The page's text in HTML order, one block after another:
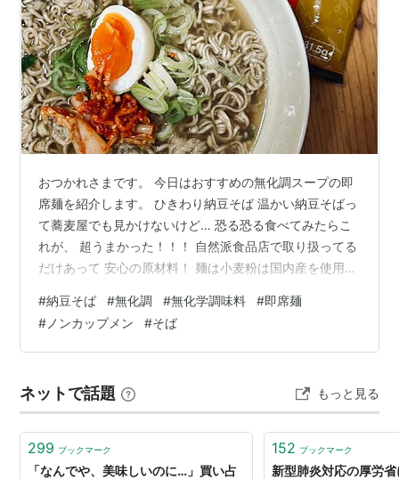
おつかれさまです。 今日はおすすめの無化調スープの即
席麺を紹介します。 ひきわり納豆そば 温かい納豆そばっ
て蕎麦屋でも見かけないけど… 恐る恐る食べてみたらこ
れが、 超うまかった！！！ 自然派食品店で取り扱ってる
だけあって 安心の原材料！ 麺は小麦粉は国内産を使用。
は化学調味料不使用。 カロリーは378kcal。 賞味期限は
常温で6ヶ月。 お湯を注いで、 ひと手間加えちゃうわ
よ。 キムチとネギとタマゴを添えて完成！ 温泉タマゴか
した。 ちなみにキムチは「いま泉」。 これだけは、羽生
ゆず…
#納豆そば #無化調 #無化学調味料 #即席麺
# ノンカップメン #そば
ネットで話題 もっと見る
299 ブックマーク
「なんでや、美味しいのに…」買い占
152 ブックマーク
新型肺炎対応の厚労